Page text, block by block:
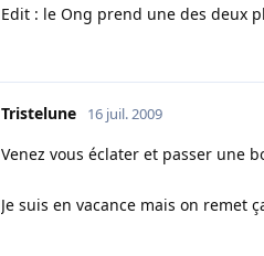
Edit : le Ong prend une des deux
Tristelune 16 juil. 2009
Venez vous éclater et passer une
Je suis en vacance mais on remet